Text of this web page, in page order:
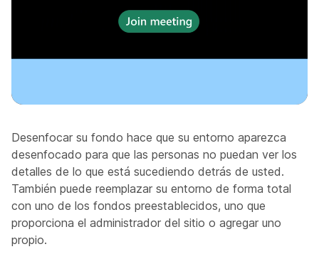
Desenfocar su fondo hace que su entorno aparezca
desenfocado para que las personas no puedan ver los
detalles de lo que está sucediendo detrás de usted.
También puede reemplazar su entorno de forma total
con uno de los fondos preestablecidos, uno que
proporciona el administrador del sitio o agregar uno
propio.